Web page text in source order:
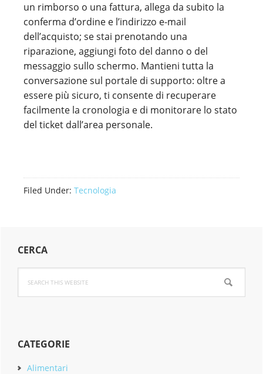
un rimborso o una fattura, allega da subito la
conferma d’ordine e l’indirizzo e-mail
dell’acquisto; se stai prenotando una
riparazione, aggiungi foto del danno o del
messaggio sullo schermo. Mantieni tutta la
conversazione sul portale di supporto: oltre a
essere più sicuro, ti consente di recuperare
facilmente la cronologia e di monitorare lo stato
del ticket dall’area personale.
Filed Under: Tecnologia
Primary
Sidebar
CERCA
this
website
CATEGORIE
Alimentari